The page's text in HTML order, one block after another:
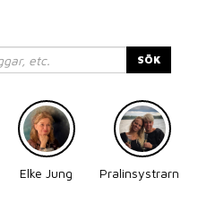
SÖK
Elke Jung
Pralinsystrarna